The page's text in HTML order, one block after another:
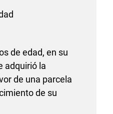
de edad, en su
adquirió la
de una parcela
de su